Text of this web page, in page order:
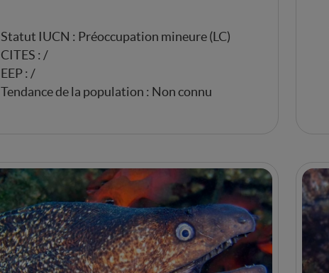
Statut IUCN : Préoccupation mineure (LC)
CITES : /
EEP : /
Tendance de la population : Non connu